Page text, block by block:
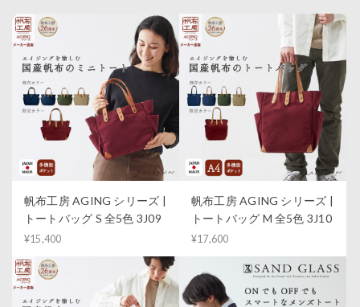
帆布工房 AGING シリーズ |
トートバッグ S 全5色 3J09
¥15,400
帆布工房 AGING シリーズ |
トートバッグ M 全5色 3J10
¥17,600